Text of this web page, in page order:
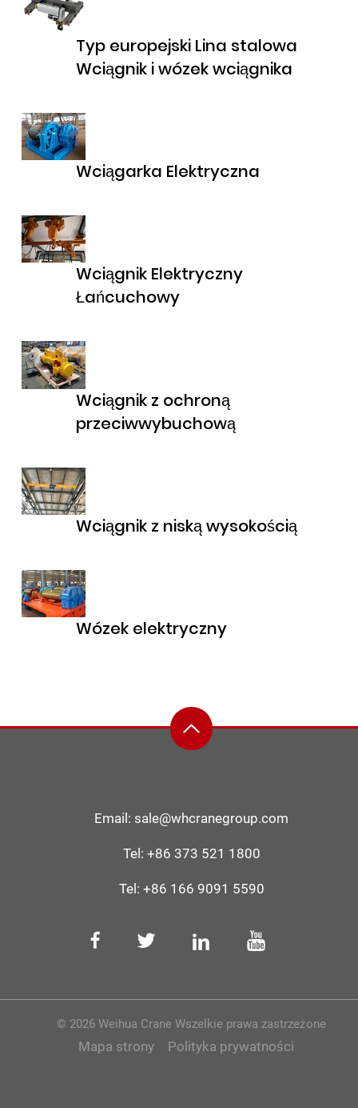
Typ europejski Lina stalowa
Wciągnik i wózek wciągnika
Wciągarka Elektryczna
Wciągnik Elektryczny
Łańcuchowy
Wciągnik z ochroną
przeciwwybuchową
Wciągnik z niską wysokością
Wózek elektryczny
Email: sale@whcranegroup.com
Tel: +86 373 521 1800
Tel: +86 166 9091 5590
© 2026 Weihua Crane Wszelkie prawa zastrzeżone
Mapa strony Polityka prywatności